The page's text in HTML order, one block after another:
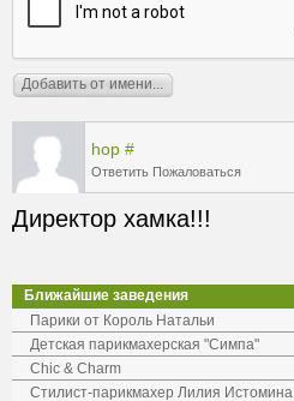
hop #
Ответить Пожаловаться
Директор хамка!!!
Ближайшие заведения
Парики от Король Натальи
Детская парикмахерская "Симпа"
Chic & Charm
Стилист-парикмахер Лилия Истомина